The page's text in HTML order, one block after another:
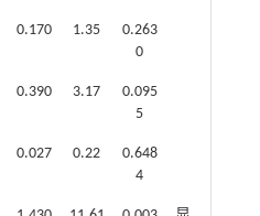
0.170 1.35
0.263
0
0.390 3.17
0.095
5
0.027 0.22
0.648
4